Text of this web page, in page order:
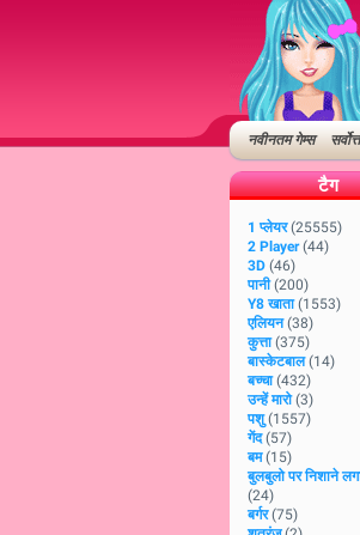
नवीनतम गेम्स
टैग
1 प्लेयर (25555)
2 Player (44)
3D (46)
पानी (200)
Y8 खाता (1553)
एलियन (38)
कुत्ता (375)
बास्केटबाल (14)
बच्चा (432)
उन्हें मारो (3)
पशु (1557)
गेंद (57)
बम (15)
बुलबुलो पर निशाने
(24)
बर्गर (75)